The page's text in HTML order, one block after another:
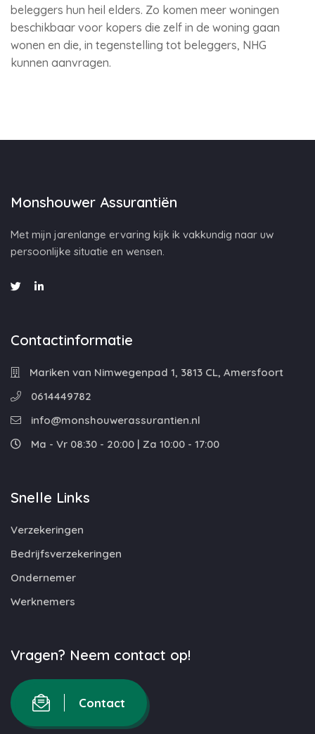
beleggers hun heil elders. Zo komen meer woningen
beschikbaar voor kopers die zelf in de woning gaan
wonen en die, in tegenstelling tot beleggers, NHG
kunnen aanvragen.
Monshouwer Assurantiën
Met mijn jarenlange ervaring kijk ik vakkundig naar uw
persoonlijke situatie en wensen.
Contactinformatie
Mariken van Nimwegenpad 1, 3813 CL, Amersfoort
0614449782
info@monshouwerassurantien.nl
Ma - Vr 08:30 - 20:00 | Za 10:00 - 17:00
Snelle Links
Verzekeringen
Bedrijfsverzekeringen
Ondernemer
Werknemers
Vragen? Neem contact op!
Contact